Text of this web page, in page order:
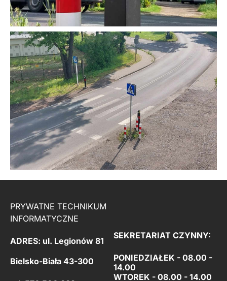
PRYWATNE TECHNIKUM
INFORMATYCZNE
ADRES: ul. Legionów 81
Bielsko-Biała 43-300
SEKRETARIAT CZYNNY:
PONIEDZIAŁEK - 08.00 -
14.00
WTOREK - 08.00 - 14.00